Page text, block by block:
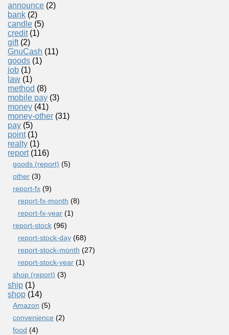
announce (2)
bank (2)
candle (5)
credit(1)
gift(2)
GnuCash (11)
goods (1)
job (1)
law (1)
method (8)
mobile pay (3)
money (41)
money-other (31)
pay (5)
point(1)
realty (1)
report(116)
goods (report) (5)
other (3)
report-fx (9)
report-fx-month (8)
report-fx-year (1)
report-stock (96)
report-stock-day (68)
report-stock-month (27)
report-stock-year (1)
shop (report) (3)
ship (1)
shop (14)
Amazon (5)
convenience (2)
food (4)